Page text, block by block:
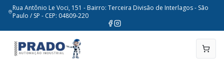
Rua Antônio Le Voci, 151 - Bairro: Terceira Divisão de Interlagos - São
Paulo / SP - CEP: 04809-220